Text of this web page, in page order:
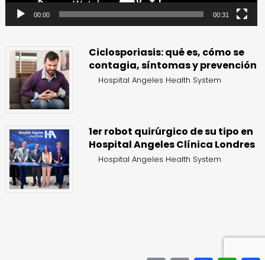
00:00 00:31
Ciclosporiasis: qué es, cómo se
contagia, síntomas y prevención
Hospital Angeles Health System
1er robot quirúrgico de su tipo en
Hospital Angeles Clínica Londres
Hospital Angeles Health System